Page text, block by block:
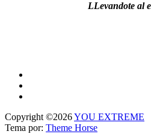
LLevandote al
Copyright ©2026YOU EXTREME
Tema por: Theme Horse